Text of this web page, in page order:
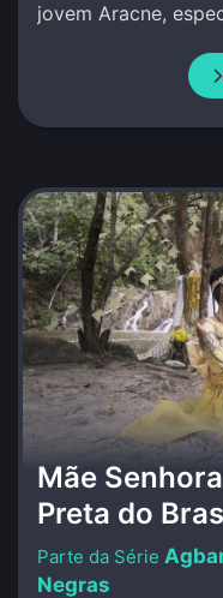
jovem Aracne,
Mãe
Preta do
Negras